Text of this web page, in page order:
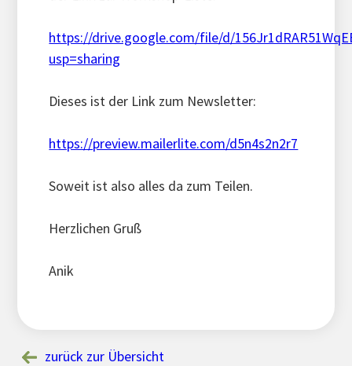
https://drive.google.com/file/d/
usp=sharing
Dieses ist der Link zum Newsletter:
https://preview.mailerlite.com/d5n4s2n2r7
Soweit ist also alles da zum Teilen.
Herzlichen Gruß
Anik
zurück zur Übersicht